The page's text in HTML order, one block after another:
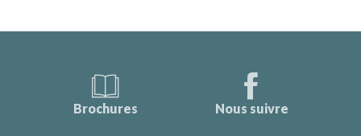
Brochures Nous suivre